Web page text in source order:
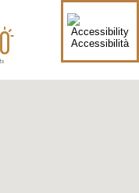
Accessibilità